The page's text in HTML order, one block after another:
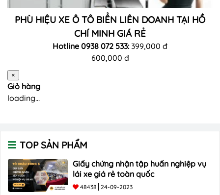
PHÙ HIỆU XE Ô TÔ BIỂN LIÊN DOANH TẠI HỒ
CHÍ MINH GIÁ RẺ
Hotline 0938 072 533:399,000 đ
600,000 đ
×
Giỏ hàng
loading...
TOP SẢN PHẨM
Giấy chứng nhận tập huấn nghiệp vụ
lái xe giá rẻ toàn quốc
48438 24-09-2023